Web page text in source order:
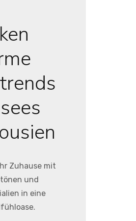
Zuhause mit
und
in eine